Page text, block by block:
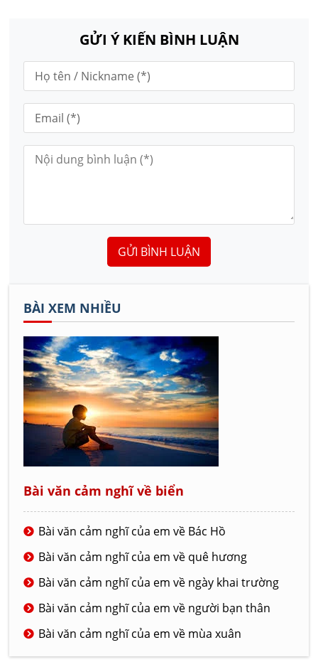
GỬI Ý KIẾN BÌNH LUẬN
GỬI BÌNH LUẬN
BÀI XEM NHIỀU
Bài văn cảm nghĩ về biển
Bài văn cảm nghĩ của em về Bác Hồ
Bài văn cảm nghĩ của em về quê hương
Bài văn cảm nghĩ của em về ngày khai trường
Bài văn cảm nghĩ của em về người bạn thân
Bài văn cảm nghĩ của em về mùa xuân